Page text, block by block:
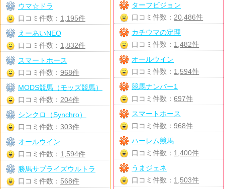
ターフビジョン
口コミ件数： 20,486件
カチウマの定理
口コミ件数： 1,482件
オールウイン
口コミ件数： 1,594件
競馬ナンバー1
口コミ件数：697件
スマートホース
口コミ件数：968件
ハーレム競馬
口コミ件数： 1,400件
うまジェネ
口コミ件数： 1,503件
ウマ☆ドラ
口コミ件数： 1,195件
えーあいNEO
口コミ件数： 1,832件
スマートホース
口コミ件数： 968件
MODS競馬（モッズ競馬）
口コミ件数： 204件
シンクロ（Synchro）
口コミ件数： 303件
オールウイン
口コミ件数： 1,594件
勝馬サプライズウルトラ
口コミ件数： 568件